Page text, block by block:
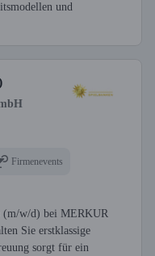
und
Firmenevents
(m/w/d) bei MERKUR
Sie erstklassige
sorgt für ein